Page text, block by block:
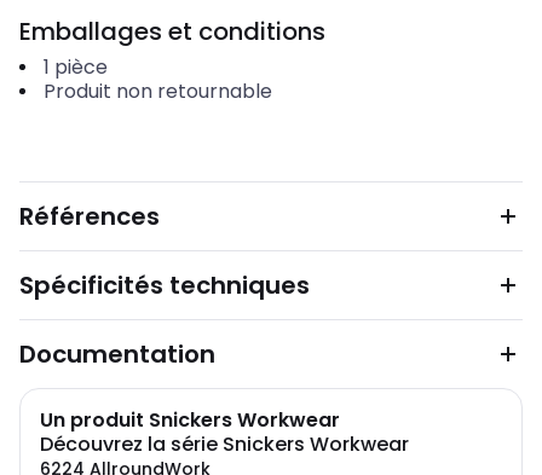
Emballages et conditions
1 pièce
Produit non retournable
Références
Spécificités techniques
Documentation
Un produit Snickers Workwear
Découvrez la série Snickers Workwear
6224 AllroundWork